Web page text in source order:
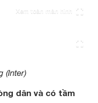
Xem toàn màn hình
(Inter)
dân và có tầm